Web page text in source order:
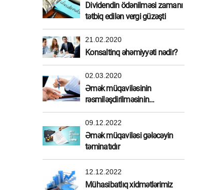
Dividendin ödənilməsi zamanı
tətbiq edilən vergi güzəşti
21.02.2020
Konsaltinq əhəmiyyəti nədir?
02.03.2020
Əmək müqaviləsinin
rəsmiləşdirilməsinin
üstünlükləri
09.12.2022
Əmək müqaviləsi gələcəyin
təminatıdır
12.12.2022
Mühasibatlıq xidmətlərimiz